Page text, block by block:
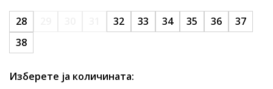
28 32 33 34 35 36
37
38
Изберете ја количината: